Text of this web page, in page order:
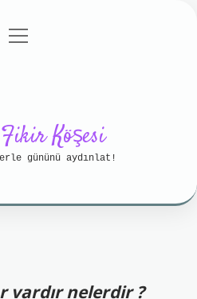
Politikası
menüyü
Köşesi
gününü aydınlat!
vardır nelerdir ?